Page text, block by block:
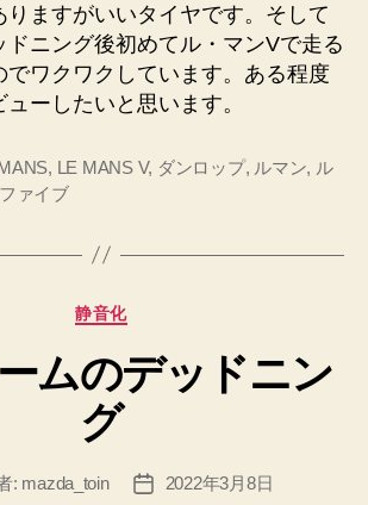
りますがいいタイヤです。そして
ドニング後初めてル・マンVで走る
でワクワクしています。ある程度
ーしたいと思います。
, LE MANS V, ダンロップ, ルマン, ル
ァイブ
カ
ゴ
リ
ー
静音化
ムのデッドニン
グ
: mazda_toin
投
2022年3月8日